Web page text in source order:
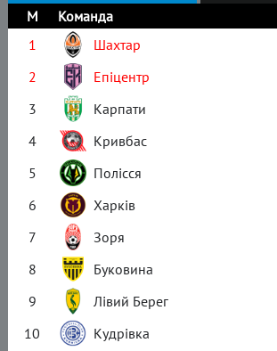
М Команда
1
Шахтар
2
Епіцентр
3
Карпати
4
Кривбас
5
Полісся
6
Харків
7
Зоря
8
Буковина
9
Лівий Берег
10
Кудрівка